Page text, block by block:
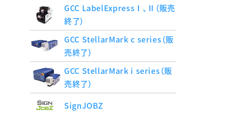
GCC LabelExpressⅠ、Ⅱ（販売
終了）
GCC StellarMark c series（販
売終了）
GCC StellarMark i series（販
売終了）
SignJOBZ